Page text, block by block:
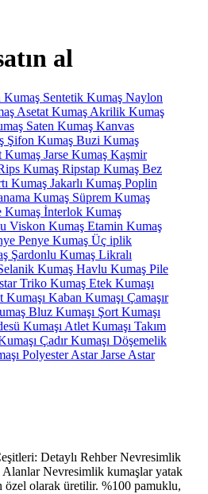
al
Detaylı Rehber Nevresimlik
Alanlar Nevresimlik kumaşlar yatak
özel olarak üretilir. %100 pamuklu,